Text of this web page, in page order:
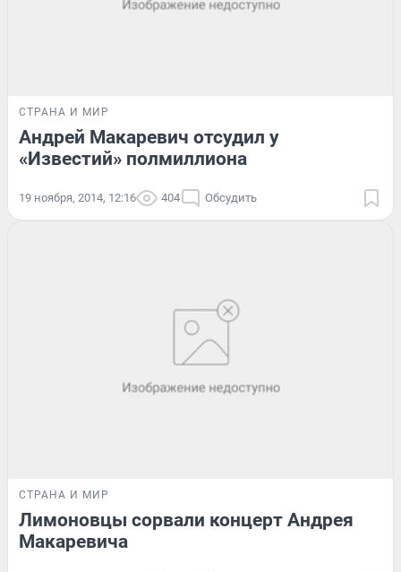
СТРАНА И МИР
Андрей Макаревич отсудил у
«Известий» полмиллиона
19 ноября, 2014, 12:16 404 Обсудить
СТРАНА И МИР
Лимоновцы сорвали концерт Андрея
Макаревича